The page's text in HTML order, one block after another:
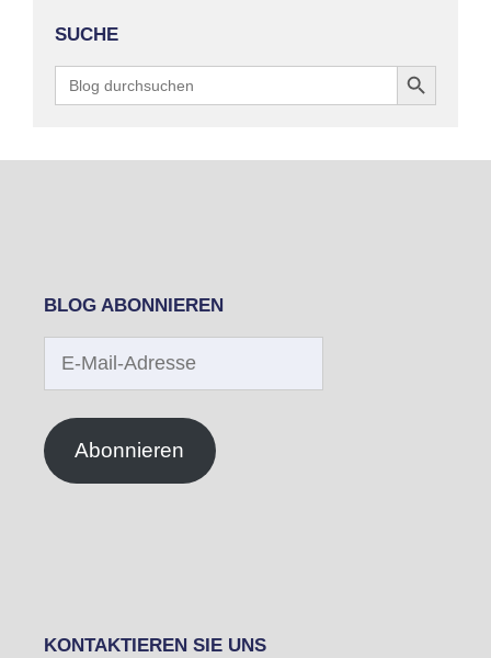
SUCHE
Search
for:
Search Button
BLOG ABONNIEREN
Mail-
Abonnieren
KONTAKTIEREN SIE UNS